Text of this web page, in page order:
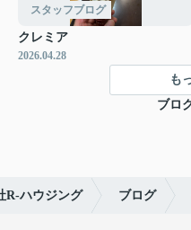
スタッフブログ
クレミア
2026.04.28
も
ブロ
R-ハウジング ブログ